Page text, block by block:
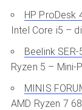
HP ProDesk
Intel Core i5 –
Beelink SER-
Ryzen 5 – Mini-
MINIS
AMD Ryzen 7